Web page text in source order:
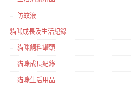
防蚊液
貓咪成長及生活紀錄
貓咪飼料罐頭
貓咪成長紀錄
貓咪生活用品